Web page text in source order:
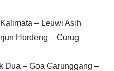
– Leuwi Asih
Hordeng – Curug
Dua – Goa Garunggang –